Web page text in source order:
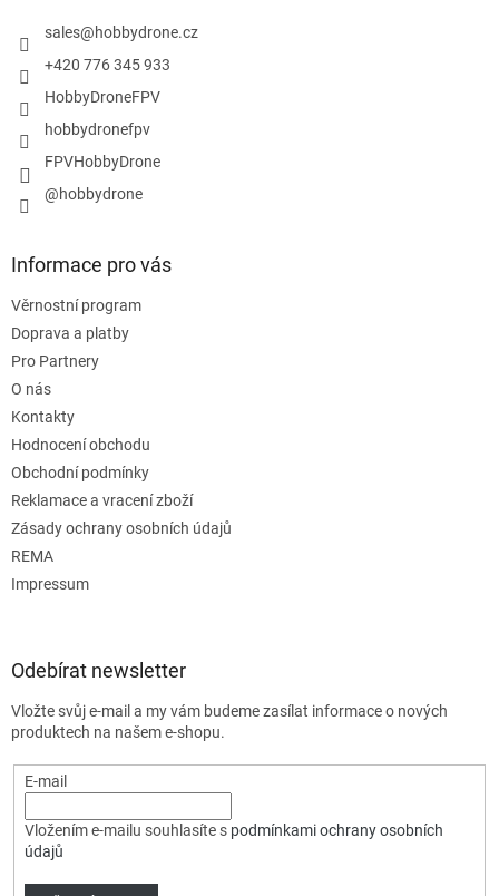
sales@hobbydrone.cz
+420 776 345 933
HobbyDroneFPV
hobbydronefpv
FPVHobbyDrone
@hobbydrone
Informace pro vás
Věrnostní program
Doprava a platby
Pro Partnery
O nás
Kontakty
Hodnocení obchodu
Obchodní podmínky
Reklamace a vracení zboží
Zásady ochrany osobních údajů
REMA
Impressum
Odebírat newsletter
Vložte svůj e-mail a my vám budeme zasílat informace o nových
produktech na našem e-shopu.
E-mail
Vložením e-mailu souhlasíte s podmínkami ochrany osobních
údajů